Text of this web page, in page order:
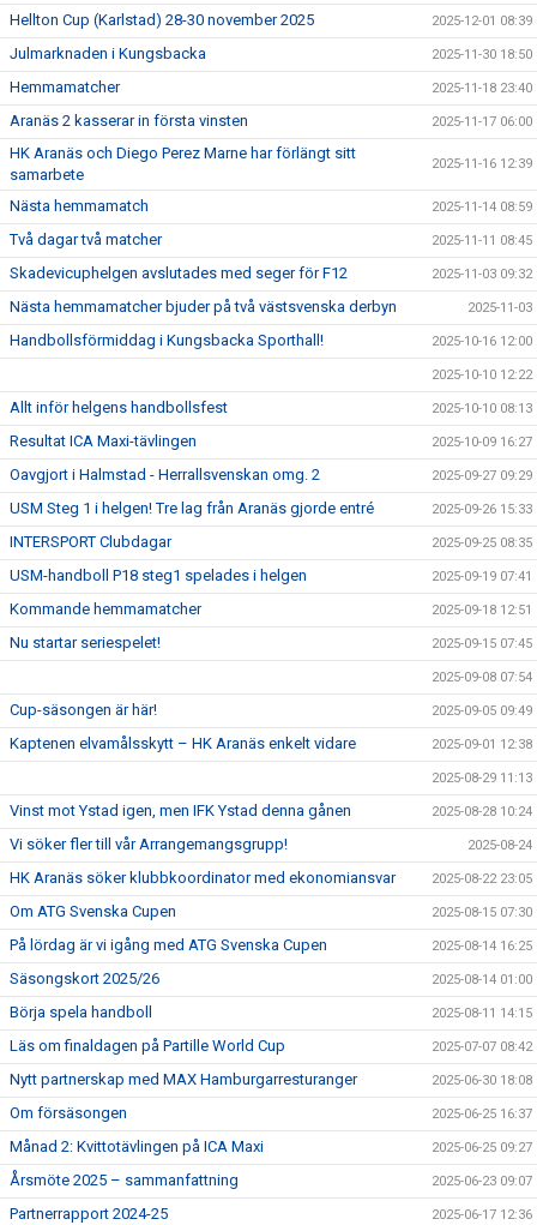
Hellton Cup (Karlstad) 28-30 november 2025 2025-12-01 08:39
Julmarknaden i Kungsbacka 2025-11-30 18:50
Hemmamatcher 2025-11-18 23:40
Aranäs 2 kasserar in första vinsten 2025-11-17 06:00
HK Aranäs och Diego Perez Marne har förlängt sitt
samarbete
2025-11-16 12:39
Nästa hemmamatch 2025-11-14 08:59
Två dagar två matcher 2025-11-11 08:45
Skadevicuphelgen avslutades med seger för F12 2025-11-03 09:32
Nästa hemmamatcher bjuder på två västsvenska derbyn 2025-11-03
Handbollsförmiddag i Kungsbacka Sporthall! 2025-10-16 12:00
2025-10-10 12:22
Allt inför helgens handbollsfest 2025-10-10 08:13
Resultat ICA Maxi-tävlingen 2025-10-09 16:27
Oavgjort i Halmstad - Herrallsvenskan omg. 2 2025-09-27 09:29
USM Steg 1 i helgen! Tre lag från Aranäs gjorde entré 2025-09-26 15:33
INTERSPORT Clubdagar 2025-09-25 08:35
USM-handboll P18 steg1 spelades i helgen 2025-09-19 07:41
Kommande hemmamatcher 2025-09-18 12:51
Nu startar seriespelet! 2025-09-15 07:45
2025-09-08 07:54
Cup-säsongen är här! 2025-09-05 09:49
Kaptenen elvamålsskytt – HK Aranäs enkelt vidare 2025-09-01 12:38
2025-08-29 11:13
Vinst mot Ystad igen, men IFK Ystad denna gånen 2025-08-28 10:24
Vi söker fler till vår Arrangemangsgrupp! 2025-08-24
HK Aranäs söker klubbkoordinator med ekonomiansvar 2025-08-22 23:05
Om ATG Svenska Cupen 2025-08-15 07:30
På lördag är vi igång med ATG Svenska Cupen 2025-08-14 16:25
Säsongskort 2025/26 2025-08-14 01:00
Börja spela handboll 2025-08-11 14:15
Läs om finaldagen på Partille World Cup 2025-07-07 08:42
Nytt partnerskap med MAX Hamburgarresturanger 2025-06-30 18:08
Om försäsongen 2025-06-25 16:37
Månad 2: Kvittotävlingen på ICA Maxi 2025-06-25 09:27
Årsmöte 2025 – sammanfattning 2025-06-23 09:07
Partnerrapport 2024-25 2025-06-17 12:36